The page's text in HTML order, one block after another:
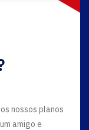
nossos planos
amigo e